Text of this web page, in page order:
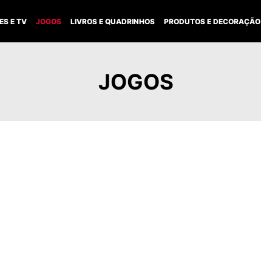
E TV JOGOS LIVROS E QUADRINHOS PRODUTOS E DECORAÇÃO
JOGOS